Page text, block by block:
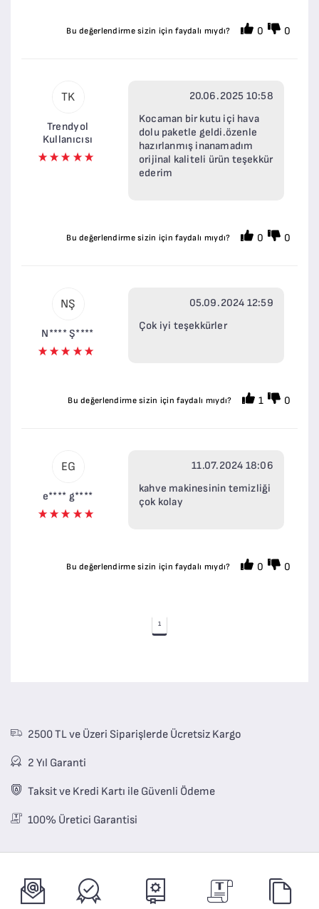
Bu değerlendirme sizin için faydalı mıydı? 0 0
TK
Trendyol
Kullanıcısı
20.06.2025 10:58
Kocaman bir kutu içi hava
dolu paketle geldi.özenle
hazırlanmış inanamadım
orijinal kaliteli ürün teşekkür
ederim
Bu değerlendirme sizin için faydalı mıydı? 0 0
NŞ
N**** Ş****
05.09.2024 12:59
Çok iyi teşekkürler
Bu değerlendirme sizin için faydalı mıydı? 1 0
EG
e**** g****
11.07.2024 18:06
kahve makinesinin temizliği
çok kolay
Bu değerlendirme sizin için faydalı mıydı? 0 0
1
2500 TL ve Üzeri Siparişlerde Ücretsiz Kargo
2 Yıl Garanti
Taksit ve Kredi Kartı ile Güvenli Ödeme
100% Üretici Garantisi